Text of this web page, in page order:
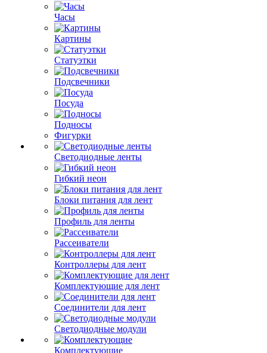
Часы
Картины
Статуэтки
Подсвечники
Посуда
Подносы
Фигурки
Светодиодные ленты
Гибкий неон
Блоки питания для лент
Профиль для ленты
Рассеиватели
Контроллеры для лент
Комплектующие для лент
Соединители для лент
Светодиодные модули
Комплектующие